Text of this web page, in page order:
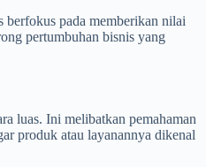
berfokus pada memberikan nilai
pertumbuhan bisnis yang
luas. Ini melibatkan pemahaman
produk atau layanannya dikenal